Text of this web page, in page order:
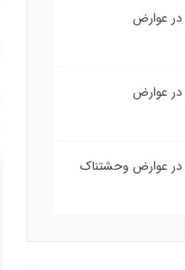
در عوارض
در عوارض
در عوارض وحشتناک